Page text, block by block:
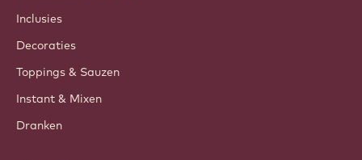
Inclusies
Decoraties
Toppings & Sauzen
Instant & Mixen
Dranken